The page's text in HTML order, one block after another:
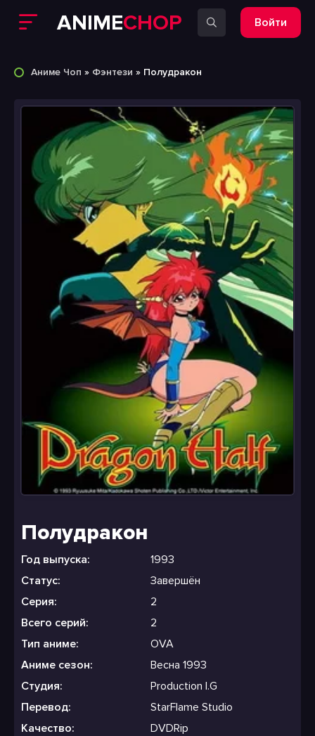
ANIMECHOP Войти
Аниме Чоп » Фэнтези » Полудракон
Полудракон
Год выпуска:
1993
Статус:
Завершён
Серия:
2
Всего серий:
2
Тип аниме:
OVA
Аниме сезон:
Весна 1993
Студия:
Production I.G
Перевод:
StarFlame Studio
Качество:
DVDRip